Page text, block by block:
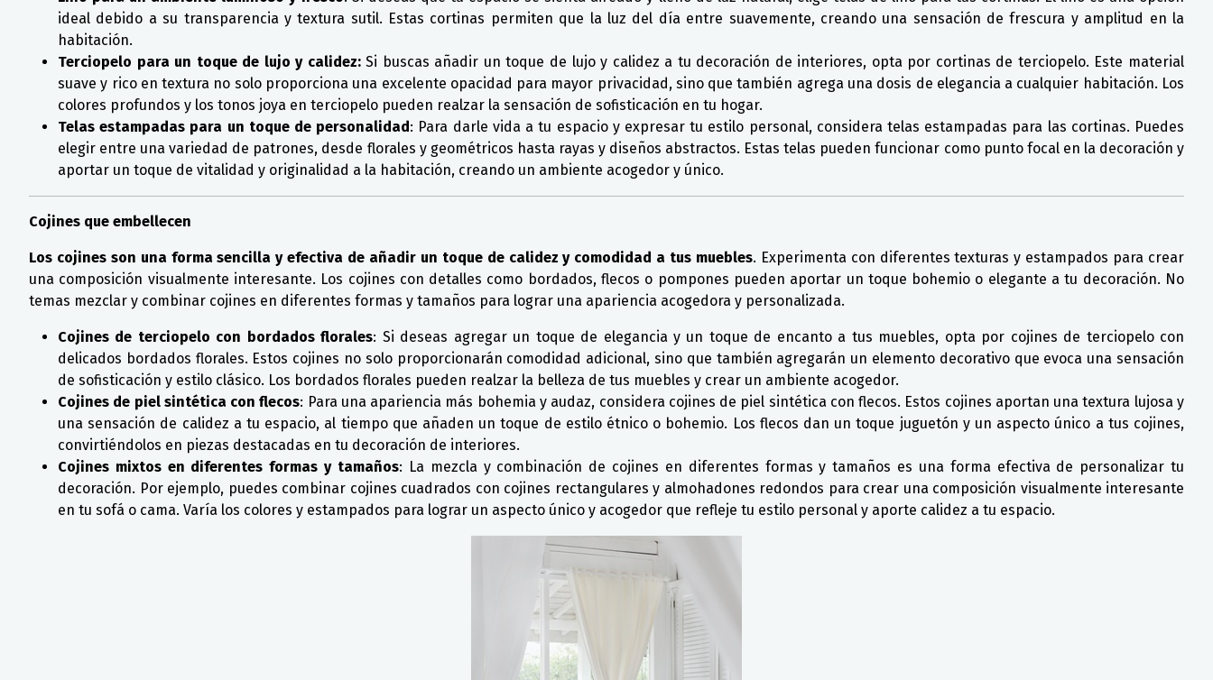
ideal debido a su transparencia y textura sutil. Estas cortinas permiten que la luz del día entre suavemente, creando una sensación de frescura y amplitud en la
habitación.
Terciopelo para un toque de lujo y calidez:Si buscas añadir un toque de lujo y calidez a tu decoración de interiores, opta por cortinas de terciopelo. Este material
suave y rico en textura no solo proporciona una excelente opacidad para mayor privacidad, sino que también agrega una dosis de elegancia a cualquier habitación. Los
colores profundos y los tonos joya en terciopelo pueden realzar la sensación de sofisticación en tu hogar.
Telas estampadas para un toque de personalidad : Para darle vida a tu espacio y expresar tu estilo personal, considera telas estampadas para las cortinas. Puedes
elegir entre una variedad de patrones, desde florales y geométricos hasta rayas y diseños abstractos. Estas telas pueden funcionar como punto focal en la decoración y
aportar un toque de vitalidad y originalidad a la habitación, creando un ambiente acogedor y único.
Cojines que embellecen
Los cojines son una forma sencilla y efectiva de añadir un toque de calidez y comodidad a tus muebles. Experimenta con diferentes texturas y estampados para crear
una composición visualmente interesante. Los cojines con detalles como bordados, flecos o pompones pueden aportar un toque bohemio o elegante a tu decoración. No
temas mezclar y combinar cojines en diferentes formas y tamaños para lograr una apariencia acogedora y personalizada.
Cojines de terciopelo con bordados florales: Si deseas agregar un toque de elegancia y un toque de encanto a tus muebles, opta por cojines de terciopelo con
delicados bordados florales. Estos cojines no solo proporcionarán comodidad adicional, sino que también agregarán un elemento decorativo que evoca una sensación
de sofisticación y estilo clásico. Los bordados florales pueden realzar la belleza de tus muebles y crear un ambiente acogedor.
Cojines de piel sintética con flecos: Para una apariencia más bohemia y audaz, considera cojines de piel sintética con flecos. Estos cojines aportan una textura lujosa y
una sensación de calidez a tu espacio, al tiempo que añaden un toque de estilo étnico o bohemio. Los flecos dan un toque juguetón y un aspecto único a tus cojines,
convirtiéndolos en piezas destacadas en tu decoración de interiores.
Cojines mixtos en diferentes formas y tamaños: La mezcla y combinación de cojines en diferentes formas y tamaños es una forma efectiva de personalizar tu
decoración. Por ejemplo, puedes combinar cojines cuadrados con cojines rectangulares y almohadones redondos para crear una composición visualmente interesante
en tu sofá o cama. Varía los colores y estampados para lograr un aspecto único y acogedor que refleje tu estilo personal y aporte calidez a tu espacio.